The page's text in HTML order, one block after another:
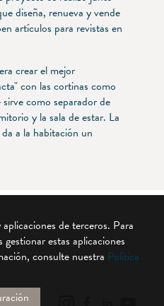
diseña, renueva y vende
artículos para revistas en
crear el mejor
con las cortinas como
como separador de
y la sala de estar. La
a la habitación un
de terceros. Para
estas aplicaciones
consulte nuestra Política